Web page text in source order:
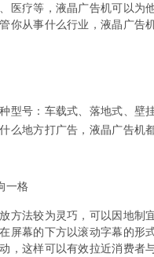
医疗等，液晶广告机可以为
你从事什么行业，液晶广告
型号：车载式、落地式、壁
么地方打广告，液晶广告机
一格
方法较为灵巧，可以因地制
屏幕的下方以滚动字幕的形
，这样可以有效拉近消费者